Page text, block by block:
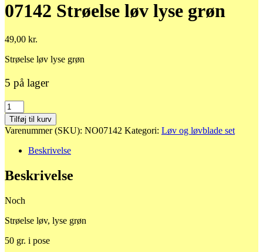
07142 Strøelse løv lyse grøn
49,00 kr.
Strøelse løv lyse grøn
5 på lager
07142
Strøelse
løv
lyse
grøn
Tilføj til kurv
Varenummer (SKU): NO07142 Kategori: Løv og løvblade set
Beskrivelse
Beskrivelse
Noch
Strøelse løv, lyse grøn
50 gr. i pose